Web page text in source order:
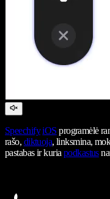
Speechify iOS programėlė
rašo, diktuoja, linksmina,
pastabas ir kuriapodkastus